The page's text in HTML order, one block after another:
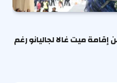
إقامة ميت غالا لجاليانو رغم